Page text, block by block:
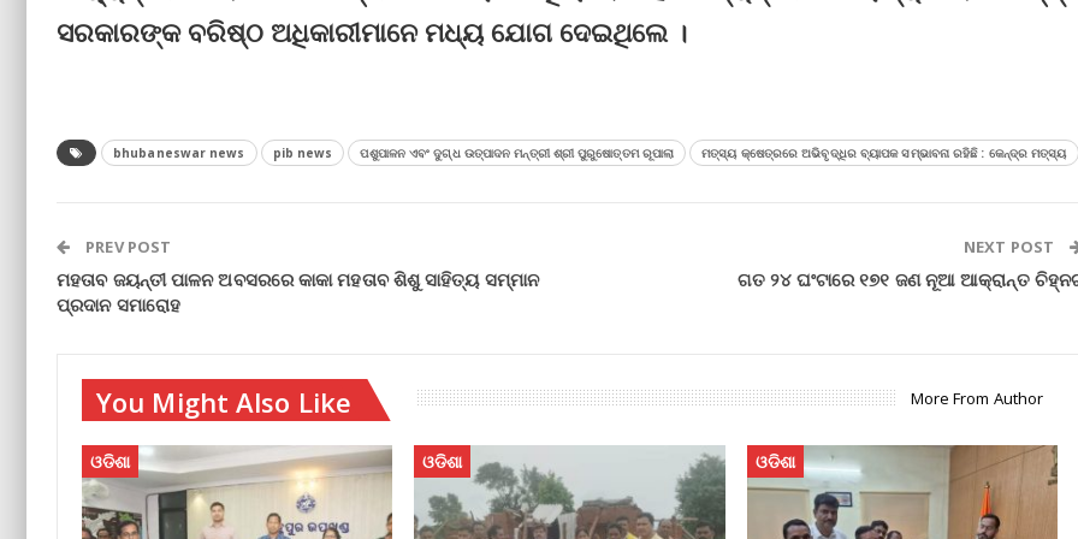
ସରକାରଙ୍କ ବରିଷ୍ଠ ଅଧିକାରୀମାନେ ମଧ୍ୟ ଯୋଗ ଦେଇଥିଲେ ।
bhubaneswar news pib news ପଶୁପାଳନ ଏବଂ ଦୁଗ୍ଧ ଉତ୍ପାଦନ ମନ୍ତ୍ରୀ ଶ୍ରୀ ପୁରୁଷୋତ୍ତମ ରୂପାଲା ମତ୍ସ୍ୟ କ୍ଷେତ୍ରରେ ଅଭିବୃଦ୍ଧିର ବ୍ୟାପକ ସମ୍ଭାବନା ରହିଛି : କେନ୍ଦ୍ର ମତ୍ସ୍ୟ
PREV POST
ମହତାବ ଜୟନ୍ତୀ ପାଳନ ଅବସରରେ କାକା ମହତାବ ଶିଶୁ ସାହିତ୍ୟ ସମ୍ମାନ
ପ୍ରଦାନ ସମାରୋହ
NEXT POST
ଗତ ୨୪ ଘଂଟାରେ ୧୭୧ ଜଣ ନୂଆ ଆକ୍ରାନ୍ତ
You Might Also Like More From Author
ଓଡିଶା ଓଡିଶା ଓଡିଶା